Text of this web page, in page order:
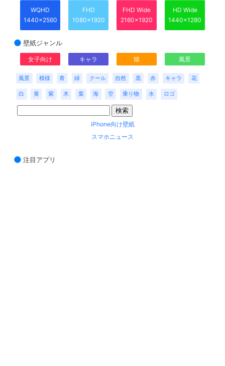
WQHD
1440x2560
FHD
1080x1920
FHD Wide
2160x1920
HD Wide
1440x1280
壁紙ジャンル
女子向け キャラ 猫 風景
風景 模様 青 緑 クール 自然 黒 赤 キャラ 花
白 黄 紫 木 葉 海 空 乗り物 水 ロゴ
iPhone向け壁紙
スマホニュース
注目アプリ